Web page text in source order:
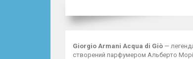
Giorgio Armani Acqua di Giò —
створений парфумером Альберто